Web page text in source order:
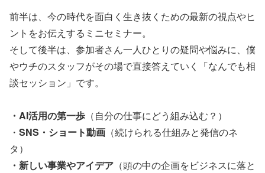
前半は、今の時代を面白く生き抜くための最新の視点やヒ
ントをお伝えするミニセミナー。
そして後半は、参加者さん一人ひとりの疑問や悩みに、僕
やウチのスタッフがその場で直接答えていく「なんでも相
談セッション」です。
・AI活用の第一歩 （自分の仕事にどう組み込む？）
・ SNS・ショート動画 （続けられる仕組みと発信のネ
タ）
・新しい事業やアイデア （頭の中の企画をビジネスに落と